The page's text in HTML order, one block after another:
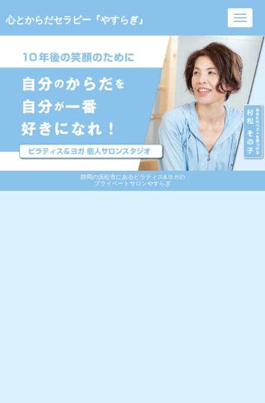
静岡の浜松市にあるピラティス&ヨガの
プライベートサロンやすらぎ
心とからだセラピー『やすらぎ』